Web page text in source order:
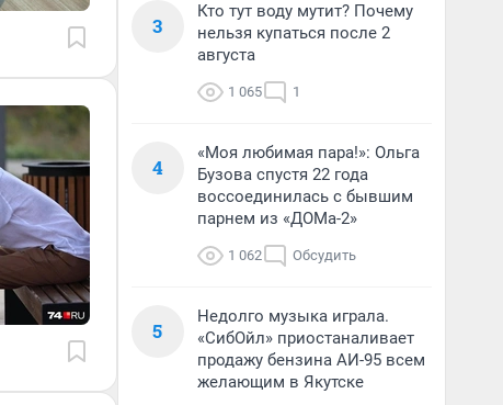
3
Кто тут воду мутит? Почему
нельзя купаться после 2
августа
1 065 1
4
«Моя любимая пара!»: Ольга
Бузова спустя 22 года
воссоединилась с бывшим
парнем из «ДОМа-2»
1 062 Обсудить
5
Недолго музыка играла.
«СибОйл» приостаналивает
продажу бензина АИ-95 всем
желающим в Якутске